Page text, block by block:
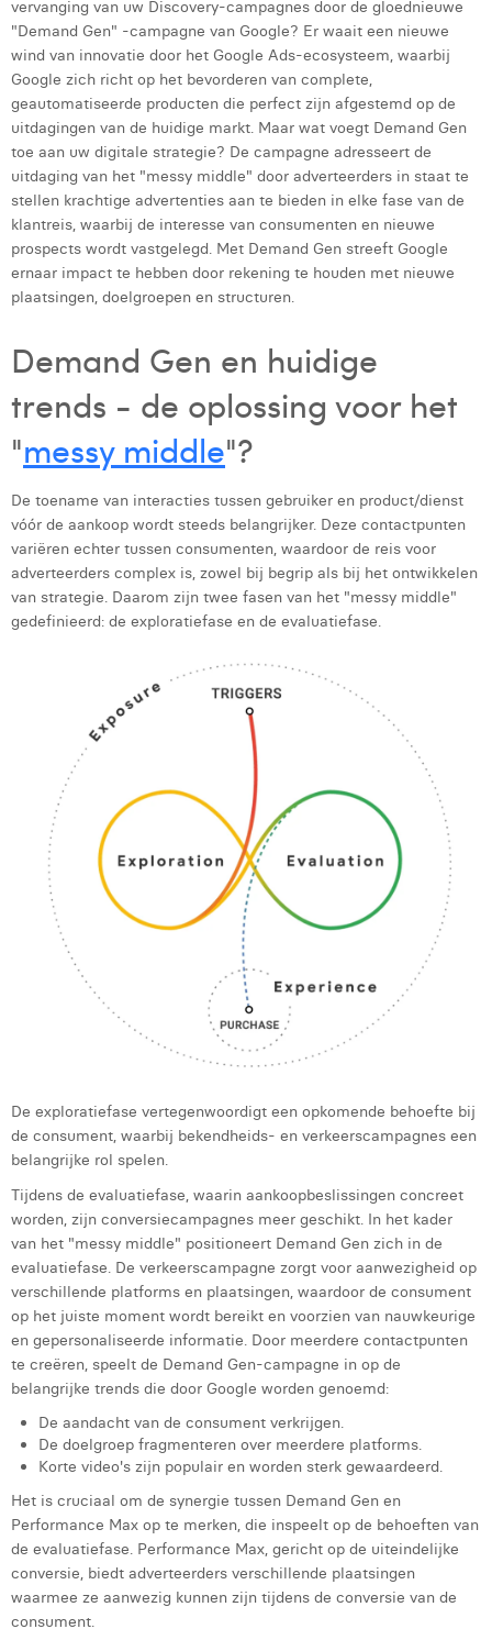
Janne Beke
Jonas Geiregat
Justine Cremer
Laura Rooseleer
Laura Verhelst
Lena Pignoloni
Leonard Dierickx
Linda Kraim
Lisa Protin
Louis Nassogne
Lucas Taels
Manon Houppertz
Margaux Snakkers
Mathias Segers
Matthias Langenaeker
Ninon Chevalier
Olivia Lohest
Pieter Maesmans
Sebastiaan Reeskamp
Sven Bosschem
Thomas Riis
Victor Hayot
William Rezette
Yaël Vanhoe
vervanging van uw Discovery-campagnes door de gloednieuwe
"Demand Gen" -campagne van Google? Er waait een nieuwe
wind van innovatie door het Google Ads-ecosysteem, waarbij
Google zich richt op het bevorderen van complete,
geautomatiseerde producten die perfect zijn afgestemd op de
uitdagingen van de huidige markt. Maar wat voegt Demand Gen
toe aan uw digitale strategie? De campagne adresseert de
uitdaging van het "messy middle" door adverteerders in staat te
stellen krachtige advertenties aan te bieden in elke fase van de
klantreis, waarbij de interesse van consumenten en nieuwe
prospects wordt vastgelegd. Met Demand Gen streeft Google
ernaar impact te hebben door rekening te houden met nieuwe
plaatsingen, doelgroepen en structuren.
Demand Gen en huidige
trends - de oplossing voor het
"messy middle"?
De toename van interacties tussen gebruiker en product/dienst
vóór de aankoop wordt steeds belangrijker. Deze contactpunten
variëren echter tussen consumenten, waardoor de reis voor
adverteerders complex is, zowel bij begrip als bij het ontwikkelen
van strategie. Daarom zijn twee fasen van het "messy middle"
gedefinieerd: de exploratiefase en de evaluatiefase.
De exploratiefase vertegenwoordigt een opkomende behoefte bij
de consument, waarbij bekendheids- en verkeerscampagnes een
belangrijke rol spelen.
Tijdens de evaluatiefase, waarin aankoopbeslissingen concreet
worden, zijn conversiecampagnes meer geschikt. In het kader
van het "messy middle" positioneert Demand Gen zich in de
evaluatiefase. De verkeerscampagne zorgt voor aanwezigheid op
verschillende platforms en plaatsingen, waardoor de consument
op het juiste moment wordt bereikt en voorzien van nauwkeurige
en gepersonaliseerde informatie. Door meerdere contactpunten
te creëren, speelt de Demand Gen-campagne in op de
belangrijke trends die door Google worden genoemd:
De aandacht van de consument verkrijgen.
De doelgroep fragmenteren over meerdere platforms.
Korte video's zijn populair en worden sterk gewaardeerd.
Het is cruciaal om de synergie tussen Demand Gen en
Performance Max op te merken, die inspeelt op de behoeften van
de evaluatiefase. Performance Max, gericht op de uiteindelijke
conversie, biedt adverteerders verschillende plaatsingen
waarmee ze aanwezig kunnen zijn tijdens de conversie van de
consument.